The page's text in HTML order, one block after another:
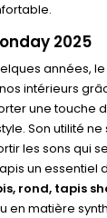
2025
années, le
intérieurs
une touche
Son utilité ne
les sons qui
un essentiel
rond, tapis
en matière